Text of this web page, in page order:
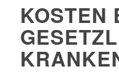
KOSTEN